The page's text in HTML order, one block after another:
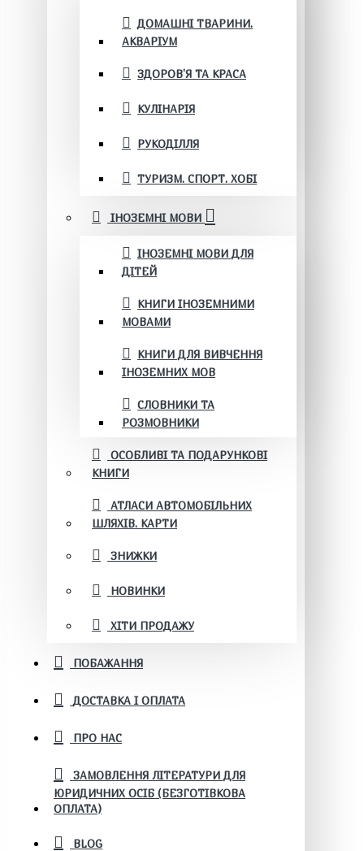
ДОМАШНІ ТВАРИНИ.
АКВАРІУМ
ЗДОРОВ'Я ТА КРАСА
КУЛІНАРІЯ
РУКОДІЛЛЯ
ТУРИЗМ. СПОРТ. ХОБІ
ІНОЗЕМНІ МОВИ
ІНОЗЕМНІ МОВИ ДЛЯ
ДІТЕЙ
КНИГИ ІНОЗЕМНИМИ
МОВАМИ
КНИГИ ДЛЯ ВИВЧЕННЯ
ІНОЗЕМНИХ МОВ
СЛОВНИКИ ТА
РОЗМОВНИКИ
ОСОБЛИВІ ТА ПОДАРУНКОВІ
КНИГИ
АТЛАСИ АВТОМОБІЛЬНИХ
ШЛЯХІВ. КАРТИ
ЗНИЖКИ
НОВИНКИ
ХІТИ ПРОДАЖУ
ПОБАЖАННЯ
ДОСТАВКА І ОПЛАТА
ПРО НАС
ЗАМОВЛЕННЯ ЛІТЕРАТУРИ ДЛЯ
ЮРИДИЧНИХ ОСІБ (БЕЗГОТІВКОВА
ОПЛАТА)
BLOG